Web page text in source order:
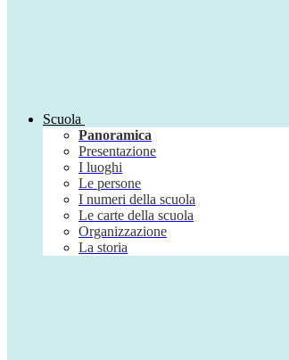
Scuola
Panoramica
Presentazione
I luoghi
Le persone
I numeri della scuola
Le carte della scuola
Organizzazione
La storia